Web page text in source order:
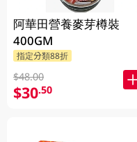
阿華田營養麥芽樽裝
400GM
指定分類88折
$48.00
$30.50